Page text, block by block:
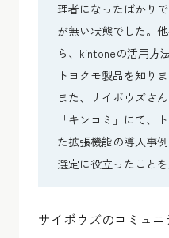
理者になったばかり
が無い状態でした。
ら、kintoneの活用方
トヨクモ製品を知りま
また、サイボウズさ
「キンコミ」にて、
た拡張機能の導入事
選定に役立ったことを
サイボウズのコミュ